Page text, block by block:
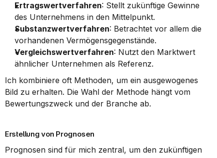
Ertragswertverfahren: Stellt zukünftige Gewinne
des Unternehmens in den Mittelpunkt.
Substanzwertverfahren: Betrachtet vor allem die
vorhandenen Vermögensgegenstände.
Vergleichswertverfahren: Nutzt den Marktwert
ähnlicher Unternehmen als Referenz.
Ich kombiniere oft Methoden, um ein ausgewogenes
Bild zu erhalten. Die Wahl der Methode hängt vom
Bewertungszweck und der Branche ab.
Erstellung von Prognosen
Prognosen sind für mich zentral, um den zukünftigen